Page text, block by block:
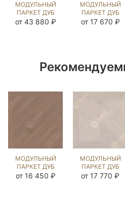
МОДУЛЬНЫЙ
ПАРКЕТ ДУБ
ЛАВАРДИН
от 43 880 ₽
МОДУЛЬНЫЙ
ПАРКЕТ ДУБ
ГИСЕН
от 17 670 ₽
МОДУЛЬНЫЙ
ПАРКЕТ ДУБ
ЛУВР РАТЛИН
от 16 450 ₽
МОДУЛЬНЫЙ
ПАРКЕТ ДУБ
ШЕНОНСО
от 17 770 ₽